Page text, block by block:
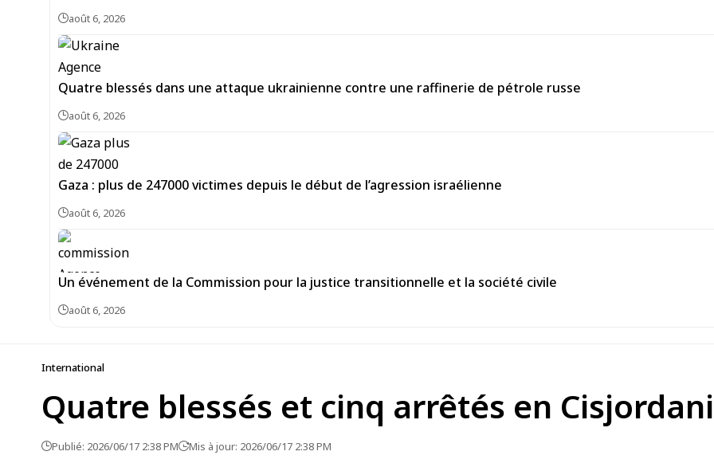
août 6, 2026
Quatre blessés dans une attaque ukrainienne contre une raffinerie de pétrole russe
août 6, 2026
Gaza : plus de 247000 victimes depuis le début de l’agression israélienne
août 6, 2026
Un événement de la Commission pour la justice transitionnelle et la société civile
août 6, 2026
International
Quatre blessés et cinq arrêtés en
Publié: 2026/06/17 2:38 PM Mis à jour: 2026/06/17 2:38 PM